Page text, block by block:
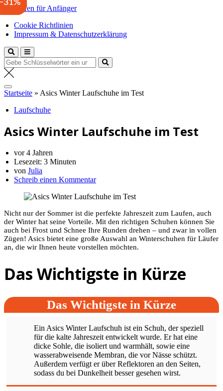
Zum
Inhalt
springen
Laufen für Anfänger
Anfängertipps und Tricks
Cookie Richtlinien
Impressum & Datenschutzerklärung
Suche
nach:
Startseite » Asics Winter Laufschuhe im Test
Laufschuhe
Asics Winter Laufschuhe im Test
vor 4 Jahren
Lesezeit: 3 Minuten
von Julia
Schreib einen Kommentar
Nicht nur der Sommer ist die perfekte Jahreszeit zum Laufen, auch
der Winter hat seine Vorteile. Mit den richtigen Schuhen können Sie
auch bei Frost und Schnee Ihre Runden drehen – und zwar in vollen
Zügen! Asics bietet eine große Auswahl an Winterschuhen für Läufer
an, die wir Ihnen heute vorstellen möchten.
Das Wichtigste in Kürze
Das Wichtigste in Kürze
Ein Asics Winter Laufschuh ist ein Schuh, der speziell
für die kalte Jahreszeit entwickelt wurde. Er hat eine
dicke Sohle, die isoliert und warmhält, sowie eine
wasserabweisende Membran, die vor Nässe schützt.
Außerdem verfügt er über Reflektoren an den Seiten,
sodass du bei Dunkelheit besser gesehen wirst.